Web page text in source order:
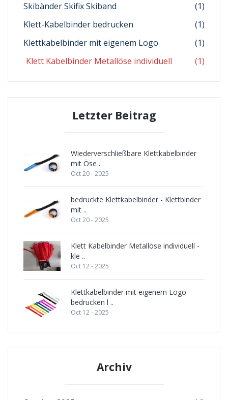
Skibänder Skifix Skiband
(1)
Klett-Kabelbinder bedrucken
(1)
Klettkabelbinder mit eigenem Logo
(1)
Klett Kabelbinder Metallöse individuell
(1)
Letzter Beitrag
Wiederverschließbare Klettkabelbinder
mit Öse ..
Oct 20 - 2025
bedruckte Klettkabelbinder - Klettbinder
mit ..
Oct 20 - 2025
Klett Kabelbinder Metallöse individuell -
kle ..
Oct 12 - 2025
Klettkabelbinder mit eigenem Logo
bedrucken l ..
Oct 12 - 2025
Archiv